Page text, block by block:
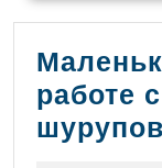
работе